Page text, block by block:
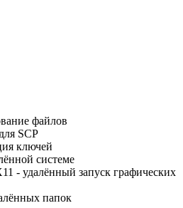
файлов
SCP
ключей
системе
- удалённый запуск графических
папок